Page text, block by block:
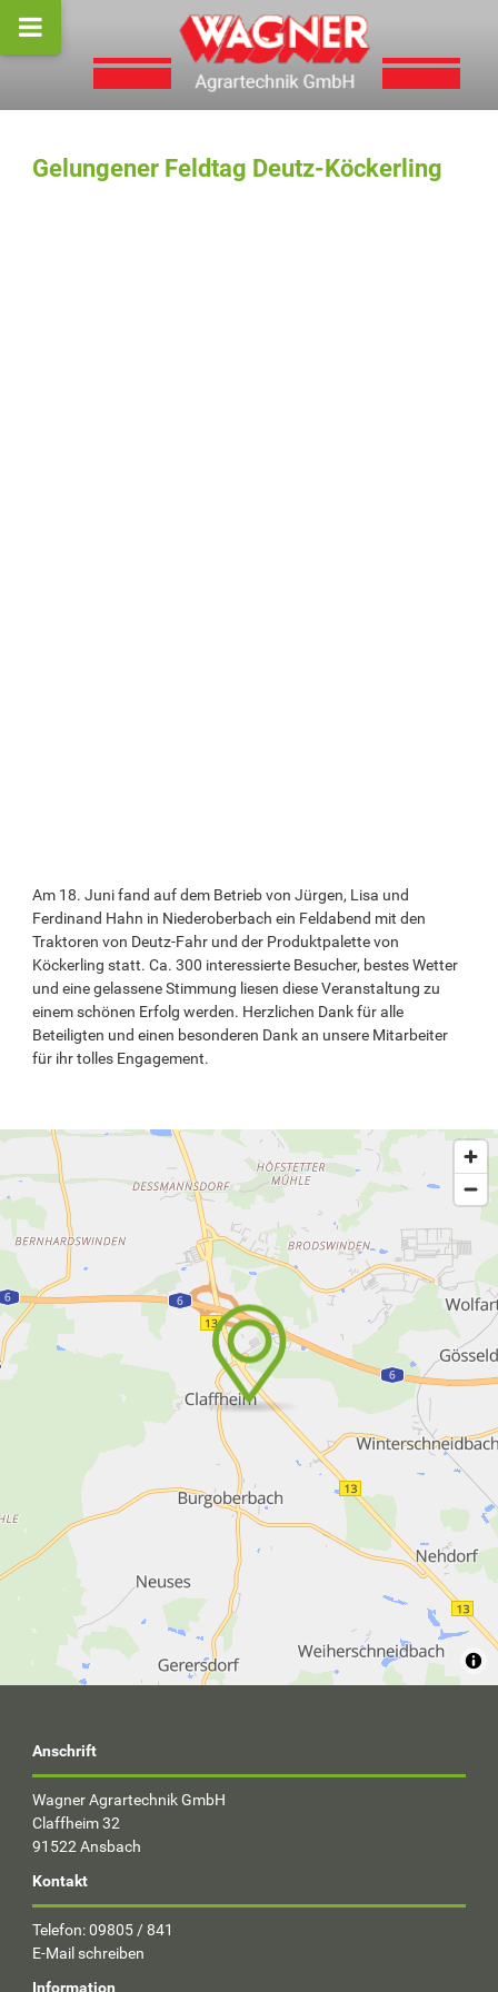
Gelungener Feldtag Deutz-Köckerling
Am 18. Juni fand auf dem Betrieb von Jürgen, Lisa und
Ferdinand Hahn in Niederoberbach ein Feldabend mit den
Traktoren von Deutz-Fahr und der Produktpalette von
Köckerling statt. Ca. 300 interessierte Besucher, bestes Wetter
und eine gelassene Stimmung liesen diese Veranstaltung zu
einem schönen Erfolg werden. Herzlichen Dank für alle
Beteiligten und einen besonderen Dank an unsere Mitarbeiter
für ihr tolles Engagement.
Anschrift
Wagner Agrartechnik GmbH
Claffheim 32
91522 Ansbach
Kontakt
Telefon: 09805 / 841
E-Mail schreiben
Information